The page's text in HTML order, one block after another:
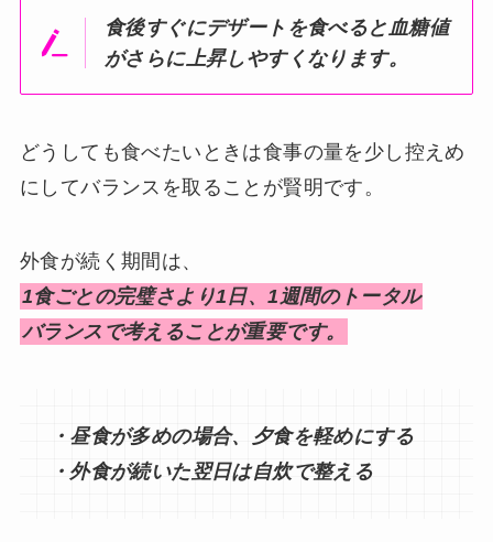
食後すぐにデザートを食べると血糖値
がさらに上昇しやすくなります。
どうしても食べたいときは食事の量を少し控えめ
にしてバランスを取ることが賢明です。
外食が続く期間は、
1食ごとの完璧さより1日、1週間のトータル
バランスで考えることが重要です。
・昼食が多めの場合、夕食を軽めにする
・外食が続いた翌日は自炊で整える